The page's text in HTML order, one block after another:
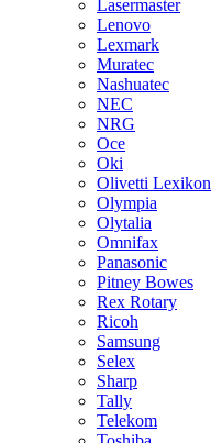
Lasermaster
Lenovo
Lexmark
Muratec
Nashuatec
NEC
NRG
Oce
Oki
Olivetti Lexikon
Olympia
Olytalia
Omnifax
Panasonic
Pitney Bowes
Rex Rotary
Ricoh
Samsung
Selex
Sharp
Tally
Telekom